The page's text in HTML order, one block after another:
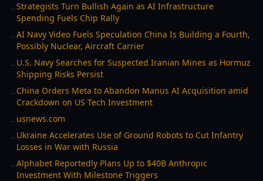
→Strategists Turn Bullish Again as AI Infrastructure
Spending Fuels Chip Rally
→AI Navy Video Fuels Speculation China Is Building a Fourth,
Possibly Nuclear, Aircraft Carrier
→ U.S. Navy Searches for Suspected Iranian Mines as Hormuz
Shipping Risks Persist
→ China Orders Meta to Abandon Manus AI Acquisition amid
Crackdown on US Tech Investment
→ usnews.com
→ Ukraine Accelerates Use of Ground Robots to Cut Infantry
Losses in War with Russia
→Alphabet Reportedly Plans Up to $40B Anthropic
Investment With Milestone Triggers